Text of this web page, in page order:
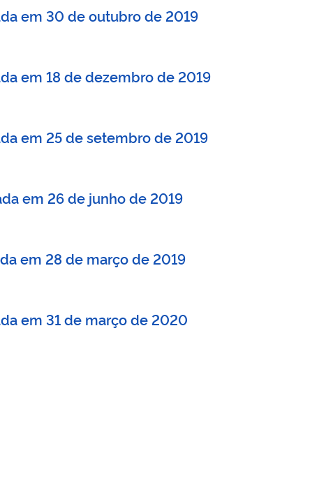
em 30 de outubro de 2019
em 18 de dezembro de 2019
em 25 de setembro de 2019
em 26 de junho de 2019
em 28 de março de 2019
em 31 de março de 2020